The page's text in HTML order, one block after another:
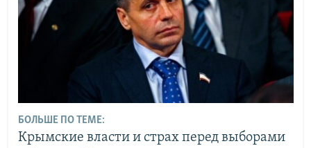
БОЛЬШЕ ПО ТЕМЕ:
Крымские власти и страх перед выборами